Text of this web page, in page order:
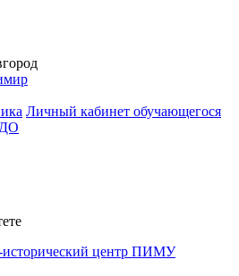
Личный кабинет обучающегося
исторический центр ПИМУ